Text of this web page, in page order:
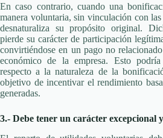
En caso contrario, cuando una
manera voluntaria, sin vinculación con las
desnaturaliza su propósito original.
pierde su carácter de participación
convirtiéndose en un pago no
económico de la empresa. Esto
respecto a la naturaleza de la
objetivo de incentivar el rendimiento
generadas.
3.- Debe tener un carácter excepcional